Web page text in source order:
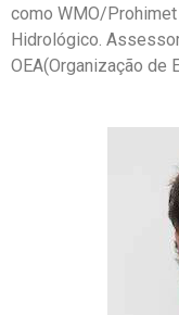
como WMO/
Hidrológico.
OEA(Organização de